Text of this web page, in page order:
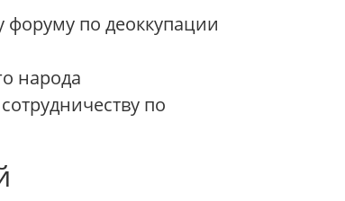
по деоккупации
народа
по